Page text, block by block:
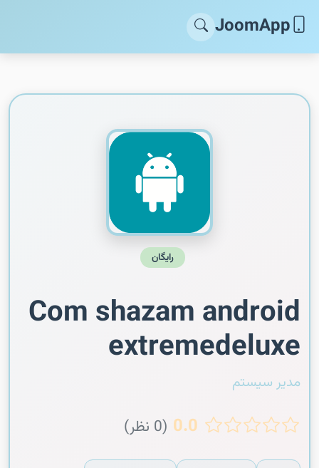
JoomApp
رایگان
Com shazam android
extremedeluxe
مدیر سیستم
0.0 (0 نظر)